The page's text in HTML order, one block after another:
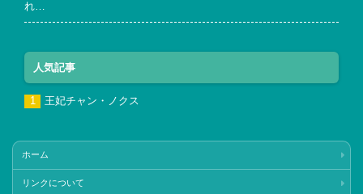
れ…
人気記事
王妃チャン・ノクス
ホーム
リンクについて